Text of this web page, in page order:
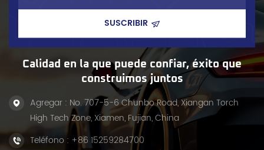
Calidad en la que puede confiar, éxito que
construimos juntos
Agregar : No. 707-5-6 Chunbo Road, Xiangan Torch
High Tech Zone, Xiamen, Fujian, China
Teléfono : +86 15259284700